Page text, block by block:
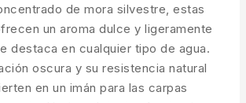
de mora silvestre, estas
un aroma dulce y ligeramente
destaca en cualquier tipo de agua.
oscura y su resistencia natural
en un imán para las carpas